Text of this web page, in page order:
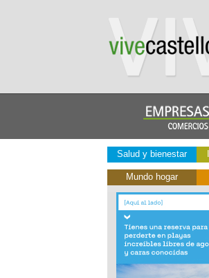
Salud y bienestar
Mundo hogar